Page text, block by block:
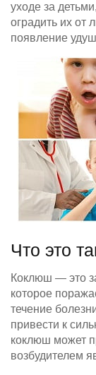
уходе за
оградить их от
появление
Что это
Коклюш — это
которое
течение
привести к
коклюш может
возбудителем